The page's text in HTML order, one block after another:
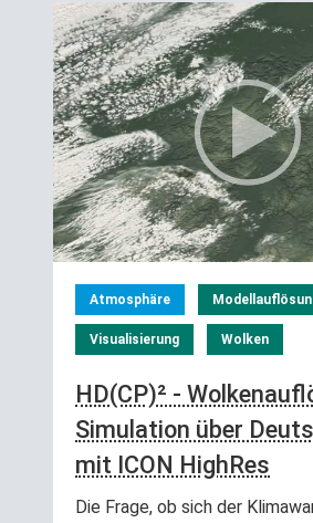
Atmosphäre
Visualisierung Wolken
HD(CP)² -
Simulation über
mit ICON HighRes
Die Frage, ob sich der